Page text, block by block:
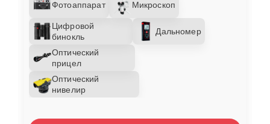
Фотоаппарат Микроскоп
Цифровой
бинокль
Дальномер
Оптический
прицел
Оптический
нивелир